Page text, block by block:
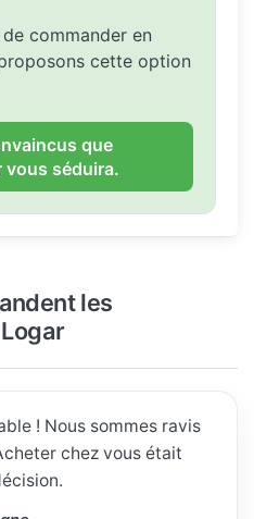
commander en
cette option
que
vous séduira.
les
! Nous sommes ravis
chez vous était